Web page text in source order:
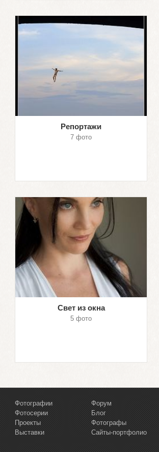
Репортажи
7 фото
Свет из окна
5 фото
Фотографии
Фотосерии
Проекты
Выставки
Форум
Блог
Фотографы
Сайты-портфолио